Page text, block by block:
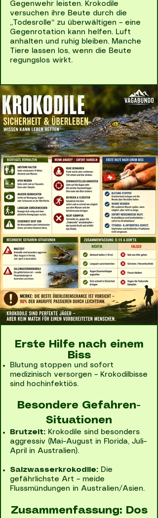
Gegenwehr leisten. Krokodile
versuchen ihre Beute durch die
„Todesrolle“ zu überwältigen – eine
Gegenrotation kann helfen. Luft
anhalten und ruhig bleiben. Manche
Tiere lassen los, wenn die Beute
regungslos wirkt.
Erste Hilfe nach einem
Biss
Blutung stoppen und sofort
medizinisch versorgen – Krokodilbisse
sind hochinfektiös.
Besondere Gefahren-
Situationen
Brutzeit: Krokodile sind besonders
aggressiv (Mai–August in Florida, Juli–
April in Australien).
Salzwasserkrokodile: Die
gefährlichste Art – meide
Flussmündungen in Australien/Asien.
Zusammenfassung: Dos